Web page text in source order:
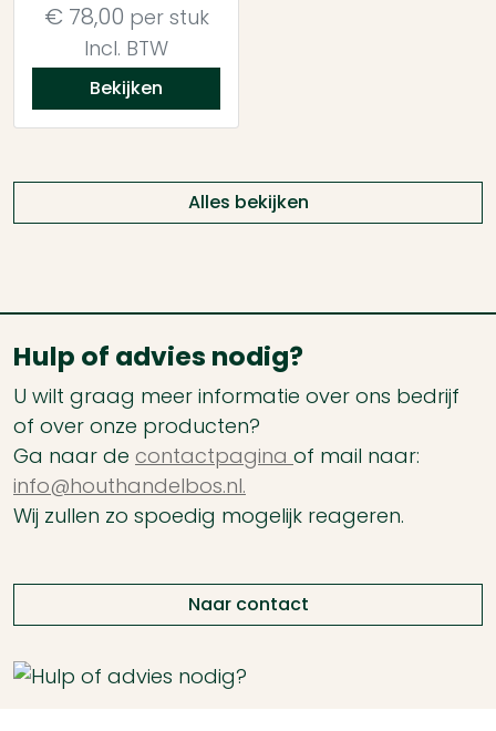
€ 78,00 per stuk
Incl. BTW
Bekijken
Alles bekijken
Hulp of advies nodig?
U wilt graag meer informatie over ons bedrijf
of over onze producten?
Ga naar de contactpagina of mail naar:
info@houthandelbos.nl.
Wij zullen zo spoedig mogelijk reageren.
Naar contact